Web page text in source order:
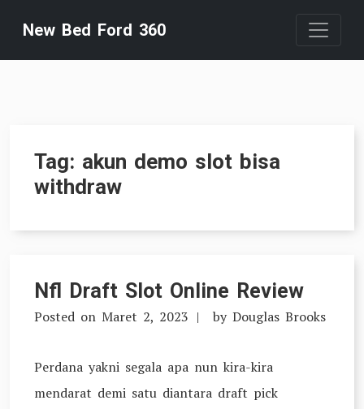
content
New Bed Ford 360
Tag: akun demo slot bisa
withdraw
Nfl Draft Slot Online Review
Posted on Maret 2, 2023 by Douglas Brooks
Perdana yakni segala apa nun kira-kira
mendarat demi satu diantara draft pick